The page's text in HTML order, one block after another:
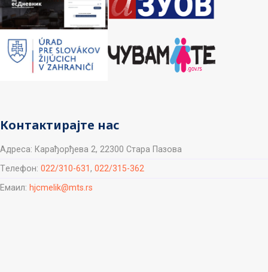
Контактирајте нас
Aдреса: Карађорђева 2, 22300 Стара Пазова
Tелефон: 022/310-631, 022/315-362
Емаил: hjcmelik@mts.rs